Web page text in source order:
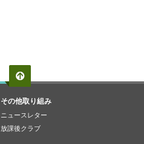
その他取り組み
ニュースレター
放課後クラブ